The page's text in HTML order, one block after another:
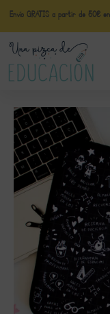
Envío GRATIS a partir de 50€